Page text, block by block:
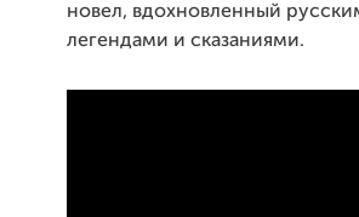
новел, вдохновленный
легендами и сказаниями.